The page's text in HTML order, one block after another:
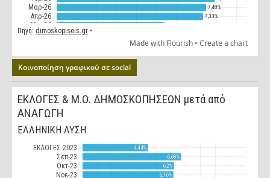
Κοινοποίηση γραφικού σε social